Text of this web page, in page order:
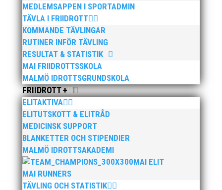
MEDLEMSAPPEN I SPORTADMIN
TÄVLA I FRIIDROTT
KOMMANDE TÄVLINGAR
RUTINER INFÖR TÄVLING
RESULTAT & STATISTIK
MAI FRIIDROTTSSKOLA
MALMÖ IDROTTSGRUNDSKOLA
FRIIDROTT +
ELITAKTIVA
ELITUTSKOTT & ELITRÅD
MEDICINSK SUPPORT
BLANKETTER OCH STIPENDIER
MALMÖ IDROTTSAKADEMI
MAI ELIT
MAI RUNNERS
TÄVLING OCH STATISTIK